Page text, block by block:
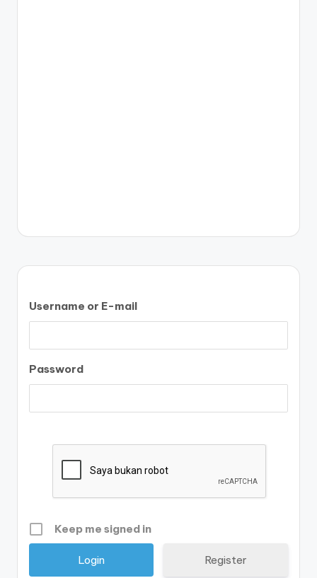
Username or E-mail
Password
Keep me signed in
Register